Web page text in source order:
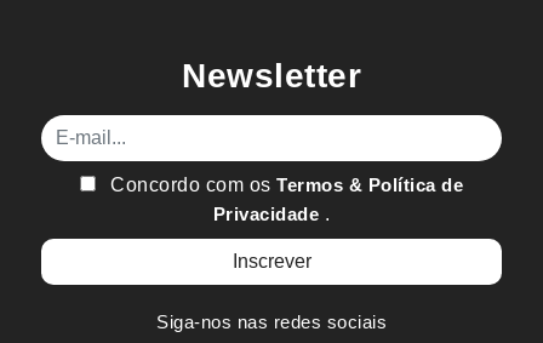
Newsletter
E-mail
Concordo com osTermos & Política de
Privacidade .
Siga-nos nas redes sociais